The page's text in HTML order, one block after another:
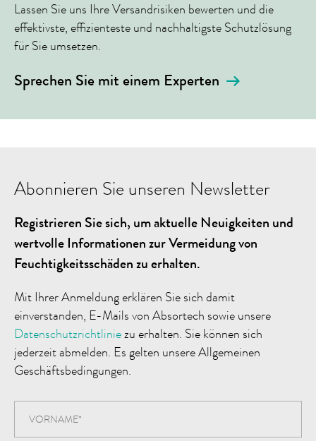
Lassen Sie uns Ihre Versandrisiken bewerten und die
effektivste, effizienteste und nachhaltigste Schutzlösung
für Sie umsetzen.
Sprechen Sie mit einem Experten
Abonnieren Sie unseren Newsletter
Registrieren Sie sich, um aktuelle Neuigkeiten und
wertvolle Informationen zur Vermeidung von
Feuchtigkeitsschäden zu erhalten.
Mit Ihrer Anmeldung erklären Sie sich damit
einverstanden, E-Mails von Absortech sowie unsere
Datenschutzrichtliniezu erhalten. Sie können sich
jederzeit abmelden. Es gelten unsere Allgemeinen
Geschäftsbedingungen.